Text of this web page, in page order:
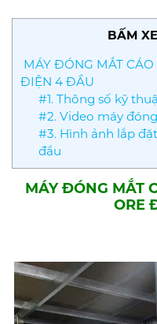
BẤM
MÁY ĐÓNG MẮT
ĐIỆN 4 ĐẦU
#1. Thông số kỹ
#2. Video máy
#3. Hình ảnh lắp
đầu
MÁY ĐÓNG MẮT
ORE